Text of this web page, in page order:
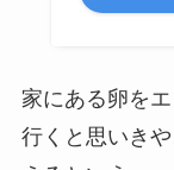
家にある卵を
行くと思いき